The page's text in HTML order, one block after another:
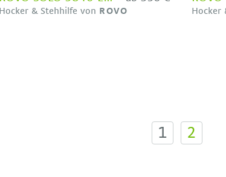
Hocker & Stehhilfe von ROVO Hocker
1 2